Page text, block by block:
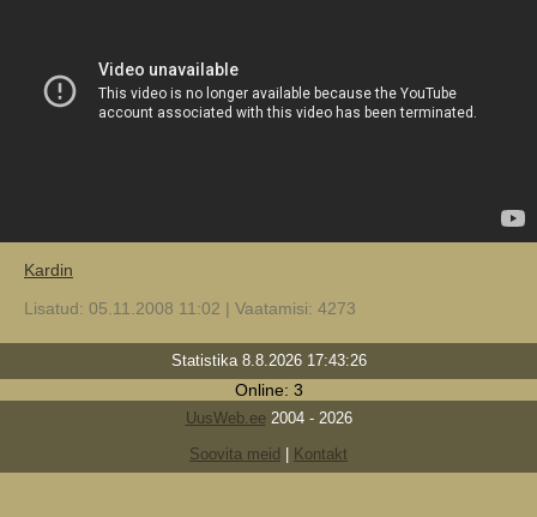
Kardin
Lisatud: 05.11.2008 11:02 | Vaatamisi: 4273
Statistika 8.8.2026 17:43:26
Online: 3
UusWeb.ee2004 - 2026
Soovita meid
Kontakt